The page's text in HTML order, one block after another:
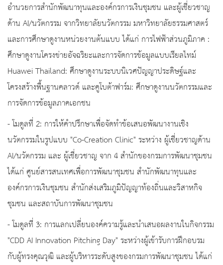
อำนวยการสำนักพัฒนาทุนและองค์กรการเงินชุมชน และผู้เชี่ยวชาญ
ด้าน AI/นวัตกรรม จากวิทยาลัยนวัตกรรม มหาวิทยาลัยธรรมศาสตร์
และการศึกษาดูงานหน่วยงานต้นแบบ ได้แก่ การไฟฟ้าส่วนภูมิภาค :
ศึกษาดูงานโครงข่ายอัจฉริยะและการจัดการข้อมูลแบบเรียลไทม์
Huawei Thailand: ศึกษาดูงานระบบนิเวศปัญญาประดิษฐ์และ
โครงสร้างพื้นฐานคลาวด์ และคูโบต้าฟาร์ม: ศึกษาดูงานนวัตกรรมและ
การจัดการข้อมูลภาคเอกชน
- โมดูลที่ 2: การให้คำปรึกษาเพื่อจัดทำข้อเสนอพัฒนางานเชิง
นวัตกรรมในรูปแบบ "Co-Creation Clinic" ระหว่าง ผู้เชี่ยวชาญด้าน
AI/นวัตกรรม และ ผู้เชี่ยวชาญ จาก 4 สำนักของกรมการพัฒนาชุมชน
ได้แก่ ศูนย์สารสนเทศเพื่อการพัฒนาชุมชน สำนักพัฒนาทุนและ
องค์กรการเงินชุมชน สำนักส่งเสริมภูมิปัญญาท้องถิ่นและวิสาหกิจ
ชุมชน และสถาบันการพัฒนาชุมชน
- โมดูลที่ 3: การแลกเปลี่ยนองค์ความรู้และนำเสนอผลงานในกิจกรรม
"CDD AI Innovation Pitching Day" ระหว่างผู้เข้ารับการฝึกอบรม
กับผู้ทรงคุณวุฒิ และผู้บริหารระดับสูงของกรมการพัฒนาชุมชน ได้แก่